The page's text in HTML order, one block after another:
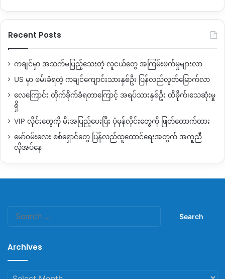
Recent Posts
ကချင်မှာ အသက်မပြည့်သေးတဲ့ လူငယ်တွေ အကြမ်းဖက်မှုများလာ
US မှာ ဖမ်းခံရတဲ့ ကချင်ကျောင်းသားနှစ်ဦး ပြန်လည်လွတ်မြောက်လာ
လေကြောင်း တိုက်ခိုက်ခံရတာကြောင့် အရပ်သားနှစ်ဦး ထိခိုက်၊သေဆုံးမှု
ရှိ
VIP လိုင်းတွေကို မီးအပြည့်ပေးပြီး ပုံမှန်လိုင်းတွေကို ဖြတ်တောက်ထား
မော်ဝမ်းလေး စစ်ရှောင်တွေ ပြန်လည်ထူထောင်ရေးအတွက် အကူညီ
လိုအပ်နေ
Archives
Archives